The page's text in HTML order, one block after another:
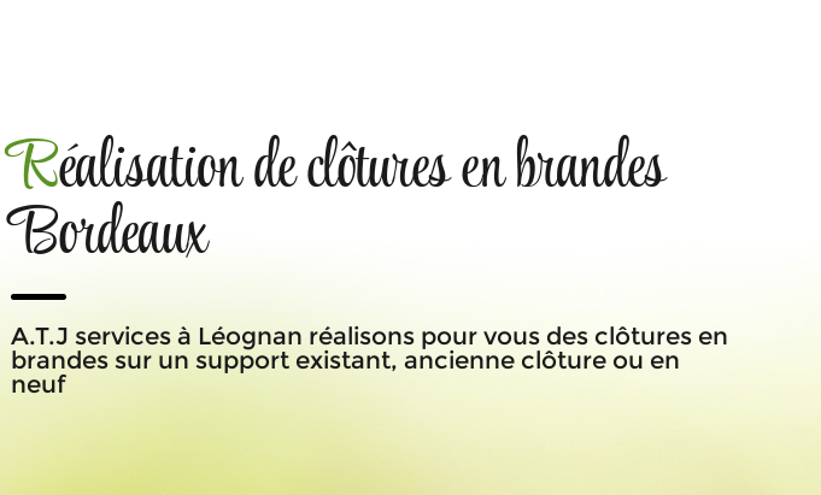
Réalisation de clôtures en brandes
Bordeaux
A.T.J services à Léognan réalisons pour vous des clôtures en
brandes sur un support existant, ancienne clôture ou en
neuf